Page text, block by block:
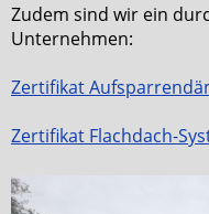
Zudem sind wir ein
Unternehmen:
Zertifikat
Zertifikat Flachdach-